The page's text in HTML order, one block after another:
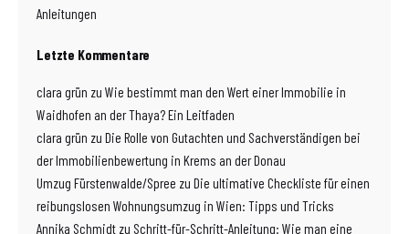
Anleitungen
Letzte Kommentare
clara grün zu Wie bestimmt man den Wert einer Immobilie in
Waidhofen an der Thaya? Ein Leitfaden
clara grün zu Die Rolle von Gutachten und Sachverständigen bei
der Immobilienbewertung in Krems an der Donau
Umzug Fürstenwalde/Spree zu Die ultimative Checkliste für einen
reibungslosen Wohnungsumzug in Wien: Tipps und Tricks
Annika Schmidt zu Schritt-für-Schritt-Anleitung: Wie man eine